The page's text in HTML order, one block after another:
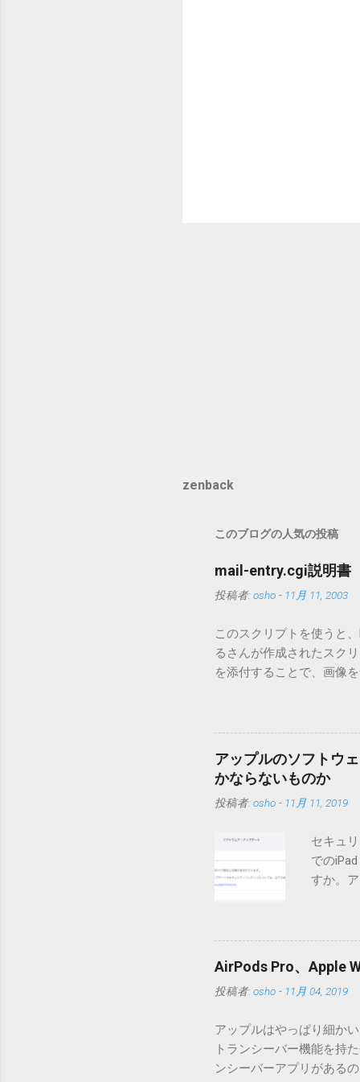
zenback
このブログの人気の投稿
mail-entry.cgi説明書
投稿者: osho - 11月 11, 2003
このスクリプトを使うと
るさんが作成されたスク
を添付することで、画像
点が多いため、こちらに
は0.6.3をご利用ください
されてしまう不具合が存
entry.zipをダウンロード
を見ると「_MACOSX」
うようです。）
バージョン番号と同じバ
一つずつ順に適用してい
ール本文の1行目にauthor
定してください。使用す
応じて指定してください
アップルのソフトウ
かならないものか
投稿者: osho - 11月 11, 2019
セキュ
での
すか。
ださい
説明に
てきそ
分から
とかで
各端末
準備が
AirPods Pro、Apple
投稿者: osho - 11月 04, 2019
アップルはやっぱり細か
トランシーバー機能を持
ンシーバーアプリがある